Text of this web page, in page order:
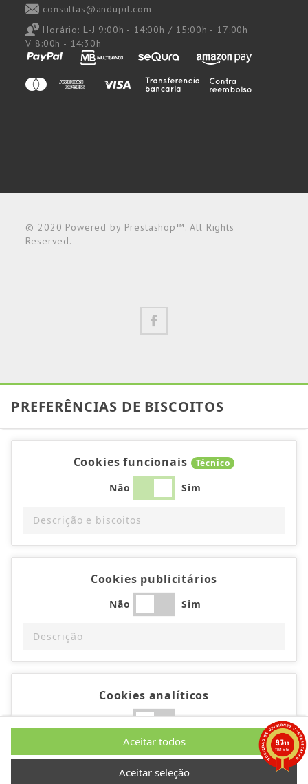
consultas@andupil.com
Horário: L-J 9:00h - 14:00h / 15:00h - 17:00h
V 8:00h - 14:30h
© 2020 Powered by Prestashop™. All Rights
Reserved.
PREFERÊNCIAS DE BISCOITOS
Cookies funcionais Técnico
Não Sim
Descrição e biscoitos
Cookies publicitários
Não Sim
Descrição
Cookies analíticos
Não Sim
Descrição
Aceitar seleção
Aceitar todos 9.7/10
1194 notas